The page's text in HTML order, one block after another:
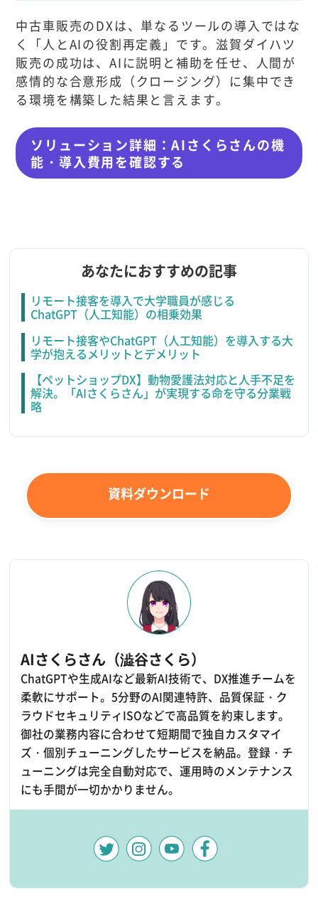
中古車販売のDXは、単なるツールの導入ではな
く「人とAIの役割再定義」です。滋賀ダイハツ
販売の成功は、AIに説明と補助を任せ、人間が
感情的な合意形成（クロージング）に集中でき
る環境を構築した結果と言えます。
ソリューション詳細：AIさくらさんの機
能・導入費用を確認する
あなたにおすすめの記事
リモート接客を導入で大学職員が感じる
ChatGPT（人工知能）の相乗効果
リモート接客やChatGPT（人工知能）を導入する大
学が抱えるメリットとデメリット
【ペットショップDX】動物愛護法対応と人手不足を
解決。「AIさくらさん」が実現する命を守る分業戦
略
資料ダウンロード
AIさくらさん（澁谷さくら）
ChatGPTや生成AIなど最新AI技術で、DX推進チームを
柔軟にサポート。5分野のAI関連特許、品質保証・ク
ラウドセキュリティISOなどで高品質を約束します。
御社の業務内容に合わせて短期間で独自カスタマイ
ズ・個別チューニングしたサービスを納品。登録・チ
ューニングは完全自動対応で、運用時のメンテナンス
にも手間が一切かかりません。